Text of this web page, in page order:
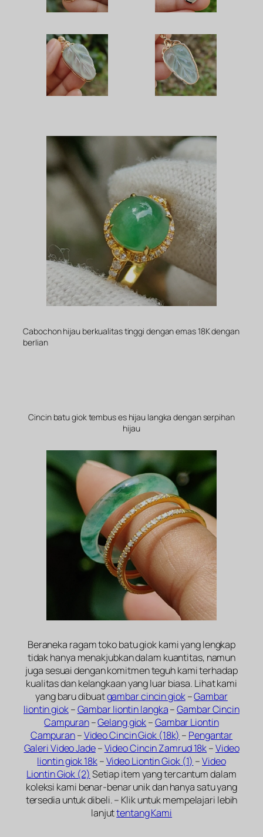
Cabochon hijau berkualitas tinggi dengan emas 18K dengan
berlian
Cincin batu giok tembus es hijau langka dengan serpihan
hijau
Beraneka ragam toko batu giok kami yang lengkap
tidak hanya menakjubkan dalam kuantitas, namun
juga sesuai dengan komitmen teguh kami terhadap
kualitas dan kelangkaan yang luar biasa. Lihat kami
yang baru dibuatgambar cincin giok–Gambar
liontin giok–Gambar liontin langka–Gambar Cincin
Campuran–Gelang giok–Gambar Liontin
Campuran–Video Cincin Giok (18k) – Pengantar
Galeri Video Jade–Video Cincin Zamrud 18k–Video
liontin giok 18k–Video Liontin Giok (1) –Video
Liontin Giok (2) Setiap item yang tercantum dalam
koleksi kami benar-benar unik dan hanya satu yang
tersedia untuk dibeli. – Klik untuk mempelajari lebih
lanjuttentang Kami